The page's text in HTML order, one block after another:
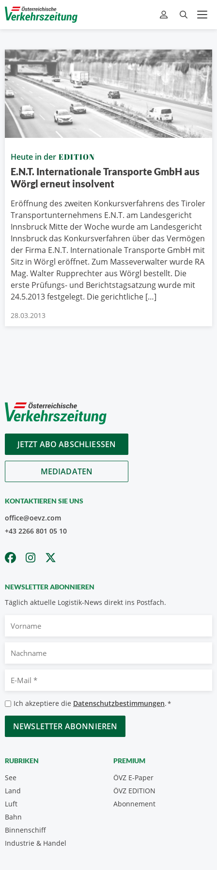
Heute in der EDITION
E.N.T. Internationale Transporte GmbH aus
Wörgl erneut insolvent
Eröffnung des zweiten Konkursverfahrens des Tiroler
Transportunternehmens E.N.T. am Landesgericht
Innsbruck Mitte der Woche wurde am Landesgericht
Innsbruck das Konkursverfahren über das Vermögen
der Firma E.N.T. Internationale Transporte GmbH mit
Sitz in Wörgl eröffnet. Zum Masseverwalter wurde RA
Mag. Walter Rupprechter aus Wörgl bestellt. Die
erste Prüfungs- und Berichtstagsatzung wurde mit
24.5.2013 festgelegt. Die gerichtliche […]
28.03.2013
JETZT ABO ABSCHLIESSEN
MEDIADATEN
KONTAKTIEREN SIE UNS
office@oevz.com
+43 2266 801 05 10
NEWSLETTER ABONNIEREN
Täglich aktuelle Logistik-News direkt ins Postfach.
Nachname
Mail
*
Datenschutzbestimmungen
*
Ich akzeptiere die Datenschutzbestimmungen.*
CAPTCHA
RUBRIKEN
See
Land
Luft
Bahn
Binnenschiff
Industrie & Handel
PREMIUM
ÖVZ E-Paper
Abonnement
ÖVZ EDITION